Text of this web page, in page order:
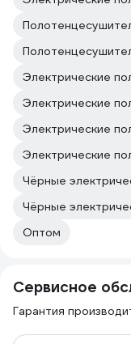
Электрические
Электрические
Чёрные
Оптом
Сервисное
Гарантия